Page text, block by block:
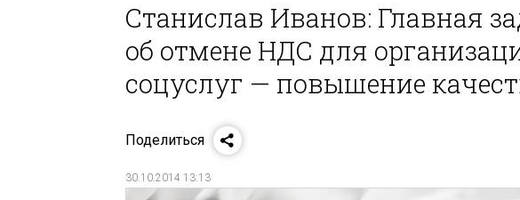
Станислав Иванов: Главная
об отмене НДС для
соцуслуг — повышение
Поделиться
30.10.2014 13:13